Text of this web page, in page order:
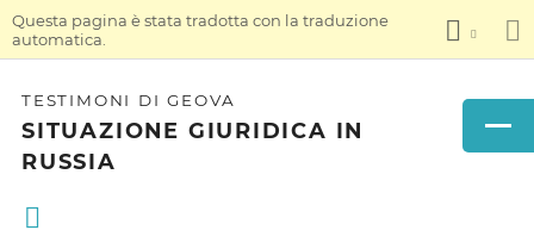
Questa pagina è stata tradotta con la traduzione
automatica.
TESTIMONI DI GEOVA
SITUAZIONE GIURIDICA IN
RUSSIA